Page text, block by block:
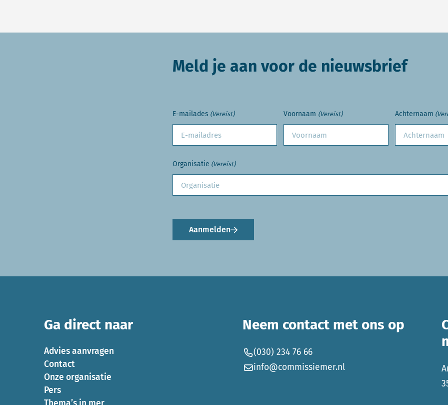
Meld je aan voor de nieuwsbrief
E-mailades (Vereist) Voornaam (Vereist) Achternaam
Organisatie (Vereist)
Aanmelden
Ga direct naar
Advies aanvragen
Contact
Onze organisatie
Pers
Neem contact met ons op
(030) 234 76 66
info@commissiemer.nl